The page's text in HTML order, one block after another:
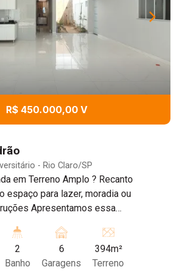
R$ 450.000,00 V
- Rio Claro/SP
em Terreno Amplo ? Recanto
espaço para lazer, moradia ou
essa
terreno espaçoso e versátil,
busca conforto, funcionalidade
Destaques do imóvel:
2
Banho
6
Garagens
394m²
Terreno